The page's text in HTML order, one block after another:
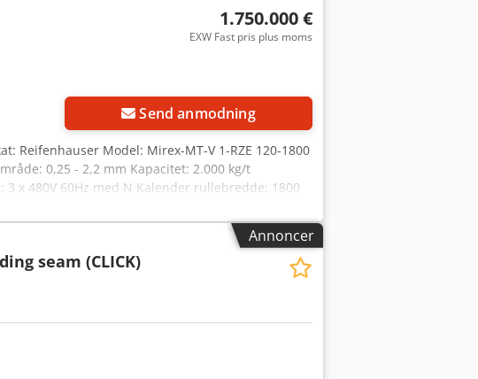
1.750.000 €
EXW Fast pris plus moms
Send anmodning
Reifenhauser Model: Mirex-MT-V 1-RZE 120-1800
0,25 - 2,2 mm Kapacitet: 2.000 kg/t
x 480V 60Hz med N Kalender rullebredde: 1800
pladetykkelsesområde: 0,15 - 1,5 mm 4-
for ændringer og/eller fejl. Alt udstyr sælges
Annoncer
seam (CLICK)